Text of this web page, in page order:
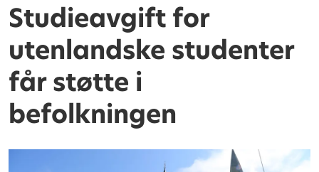
Studieavgift for
utenlandske studenter
får støtte i
befolkningen